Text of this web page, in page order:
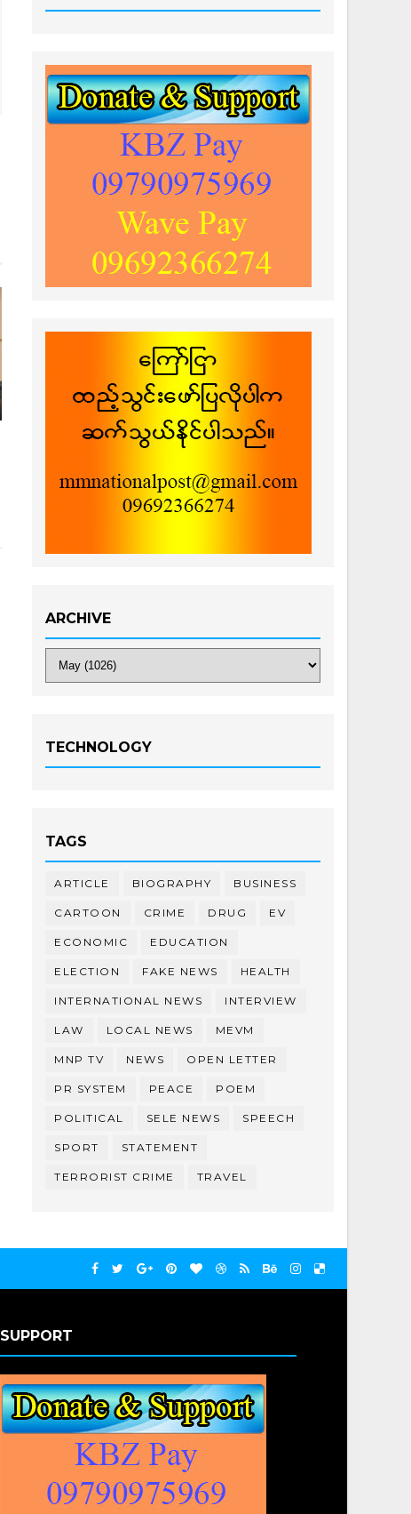
ARCHIVE
TECHNOLOGY
TAGS
ARTICLE BIOGRAPHY BUSINESS
CARTOON CRIME DRUG EV
ECONOMIC EDUCATION
ELECTION FAKE NEWS HEALTH
INTERNATIONAL NEWS INTERVIEW
LAW LOCAL NEWS MEVM
MNP TV NEWS OPEN LETTER
PR SYSTEM PEACE POEM
POLITICAL SELE NEWS SPEECH
SPORT STATEMENT
TERRORIST CRIME TRAVEL
SUPPORT